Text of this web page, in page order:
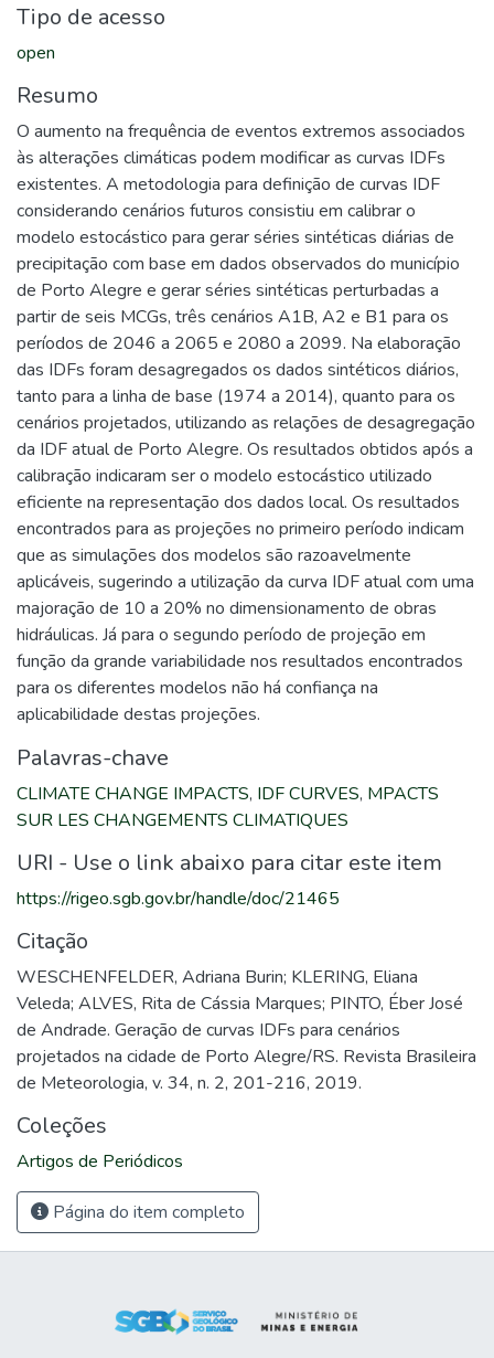
Tipo de acesso
open
Resumo
O aumento na frequência de eventos extremos associados
às alterações climáticas podem modificar as curvas IDFs
existentes. A metodologia para definição de curvas IDF
considerando cenários futuros consistiu em calibrar o
modelo estocástico para gerar séries sintéticas diárias de
precipitação com base em dados observados do município
de Porto Alegre e gerar séries sintéticas perturbadas a
partir de seis MCGs, três cenários A1B, A2 e B1 para os
períodos de 2046 a 2065 e 2080 a 2099. Na elaboração
das IDFs foram desagregados os dados sintéticos diários,
tanto para a linha de base (1974 a 2014), quanto para os
cenários projetados, utilizando as relações de desagregação
da IDF atual de Porto Alegre. Os resultados obtidos após a
calibração indicaram ser o modelo estocástico utilizado
eficiente na representação dos dados local. Os resultados
encontrados para as projeções no primeiro período indicam
que as simulações dos modelos são razoavelmente
aplicáveis, sugerindo a utilização da curva IDF atual com uma
majoração de 10 a 20% no dimensionamento de obras
hidráulicas. Já para o segundo período de projeção em
função da grande variabilidade nos resultados encontrados
para os diferentes modelos não há confiança na
aplicabilidade destas projeções.
Palavras-chave
CLIMATE CHANGE IMPACTS, IDF CURVES, MPACTS
SUR LES CHANGEMENTS CLIMATIQUES
URI - Use o link abaixo para citar este item
https://rigeo.sgb.gov.br/handle/doc/21465
Citação
WESCHENFELDER, Adriana Burin; KLERING, Eliana
Veleda; ALVES, Rita de Cássia Marques; PINTO, Éber José
de Andrade. Geração de curvas IDFs para cenários
projetados na cidade de Porto Alegre/RS. Revista Brasileira
de Meteorologia, v. 34, n. 2, 201-216, 2019.
Coleções
Artigos de Periódicos
Página do item completo